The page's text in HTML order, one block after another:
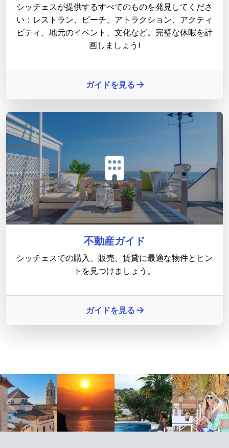
シッチェスが提供するすべてのものを発見してくださ
い：レストラン、ビーチ、アトラクション、アクティ
ビティ、地元のイベント、文化など。完璧な休暇を計
画しましょう!
ガイドを見る
不動産ガイド
シッチェスでの購入、販売、賃貸に最適な物件とヒン
トを見つけましょう。
ガイドを見る